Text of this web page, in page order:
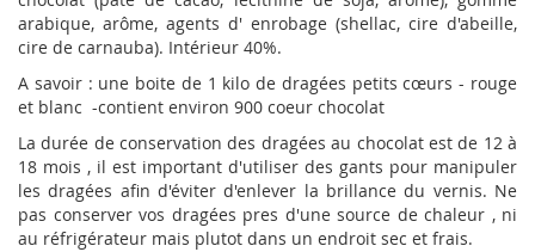
arabique, arôme, agents d' enrobage (shellac, cire d'abeille,
cire de carnauba). Intérieur 40%.
A savoir : une boite de 1 kilo de dragées petits cœurs - rouge
et blanc -contient environ 900 coeur chocolat
La durée de conservation des dragées au chocolat est de 12 à
18 mois , il est important d'utiliser des gants pour manipuler
les dragées afin d'éviter d'enlever la brillance du vernis. Ne
pas conserver vos dragées pres d'une source de chaleur , ni
au réfrigérateur mais plutot dans un endroit sec et frais.